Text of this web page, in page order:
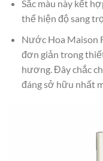
Sắc màu này kết
thể hiện độ sang
Nước Hoa Maison
đơn giản trong
hương. Đây chắc
đáng sở hữu nhất